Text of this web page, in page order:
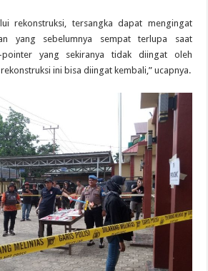
rekonstruksi, tersangka dapat mengingat
yang sebelumnya sempat terlupa saat
pointer yang sekiranya tidak diingat oleh
ini bisa diingat kembali,” ucapnya.